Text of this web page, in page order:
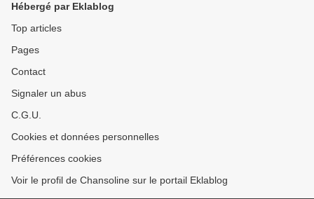
Hébergé par Eklablog
Top articles
Pages
Contact
Signaler un abus
C.G.U.
Cookies et données personnelles
Préférences cookies
Voir le profil de Chansoline sur le portail Eklablog